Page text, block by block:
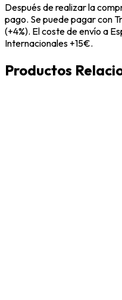
Después de realizar la
pago. Se puede pagar con
(+4%). El coste de envío a
Internacionales +15€.
Productos